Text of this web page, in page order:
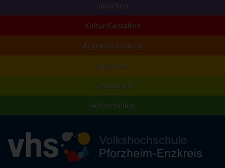
Sprachen
Kultur/Gestalten
Allgemeinbildung
junge vhs
Gesundheit
Außenstellen